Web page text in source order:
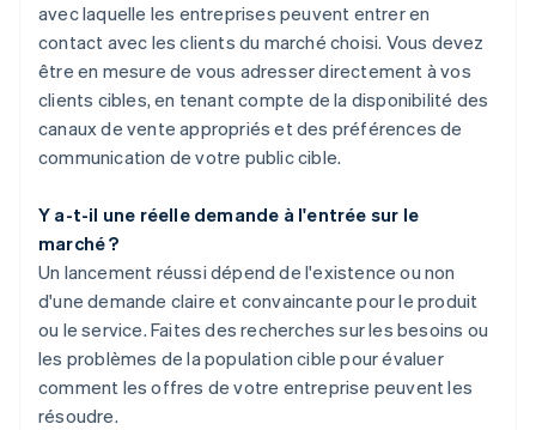
avec laquelle les entreprises peuvent entrer en
contact avec les clients du marché choisi. Vous devez
être en mesure de vous adresser directement à vos
clients cibles, en tenant compte de la disponibilité des
canaux de vente appropriés et des préférences de
communication de votre public cible.
Y a-t-il une réelle demande à l'entrée sur le
marché ?
Un lancement réussi dépend de l'existence ou non
d'une demande claire et convaincante pour le produit
ou le service. Faites des recherches sur les besoins ou
les problèmes de la population cible pour évaluer
comment les offres de votre entreprise peuvent les
résoudre.